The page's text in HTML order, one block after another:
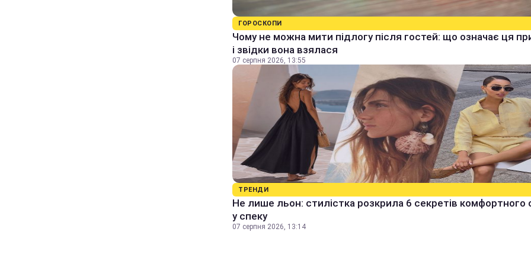
ГОРОСКОПИ
Чому не можна мити підлогу після гостей: що означає ця
і звідки вона взялася
07 серпня 2026, 13:55
ТРЕНДИ
Не лише льон: стилістка розкрила 6 секретів комфортного
у спеку
07 серпня 2026, 13:14